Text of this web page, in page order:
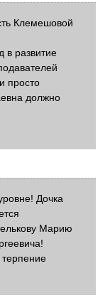
Клемешовой
в развитие
просто
должно
Дочка
Марию